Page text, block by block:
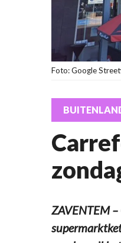
Foto: Google
ZAVENTEM